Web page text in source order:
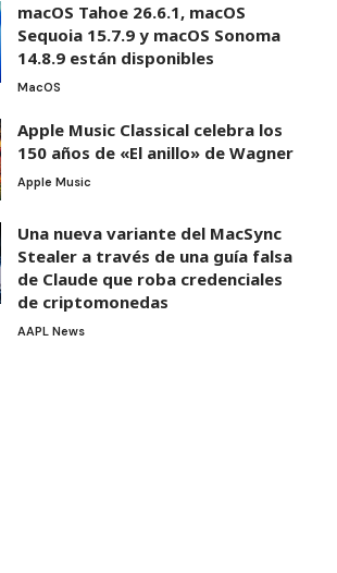
macOS Tahoe 26.6.1, macOS
Sequoia 15.7.9 y macOS Sonoma
14.8.9 están disponibles
MacOS
Apple Music Classical celebra los
150 años de «El anillo» de Wagner
Apple Music
Una nueva variante del MacSync
Stealer a través de una guía falsa
de Claude que roba credenciales
de criptomonedas
AAPL News